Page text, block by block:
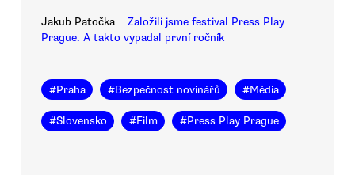
Jakub Patočka
Založili jsme festival Press Play
Prague. A takto vypadal první ročník
#Praha #Bezpečnost novinářů #Média
#Slovensko #Film #Press Play Prague